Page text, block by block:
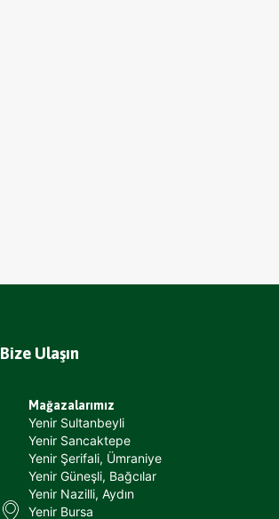
Bize Ulaşın
Mağazalarımız
Yenir Sultanbeyli
Yenir Sancaktepe
Yenir Şerifali, Ümraniye
Yenir Güneşli, Bağcılar
Yenir Nazilli, Aydın
Yenir Bursa